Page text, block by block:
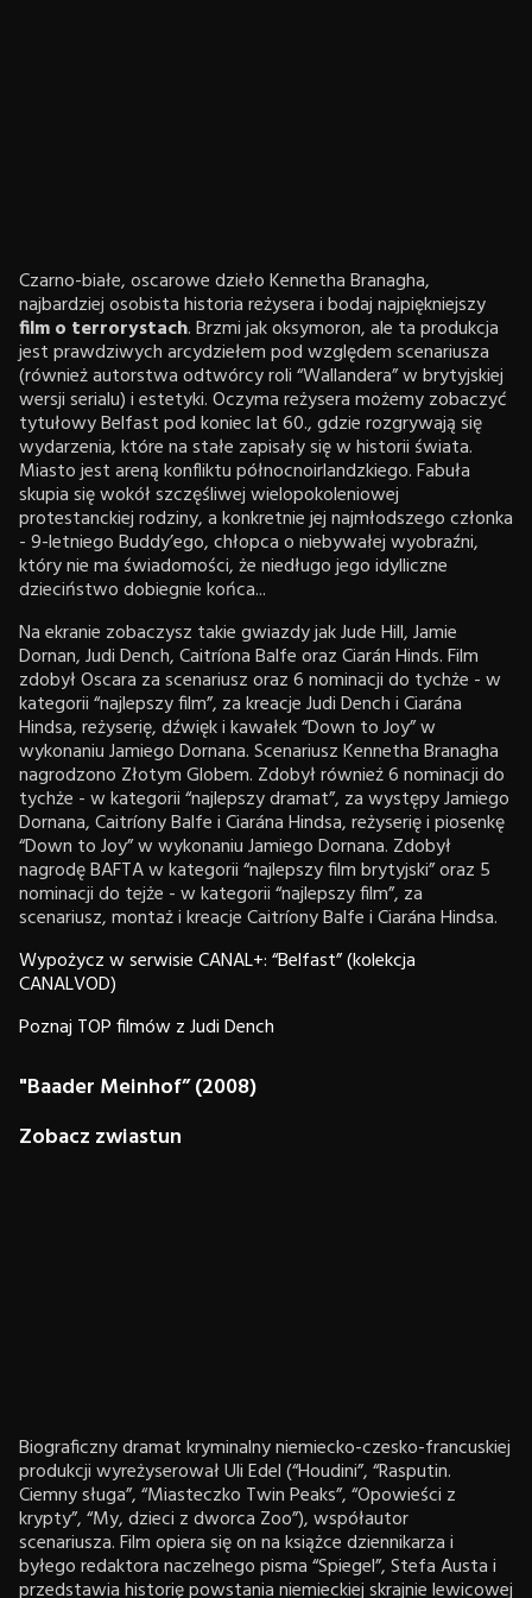
Czarno-białe, oscarowe dzieło Kennetha Branagha,
najbardziej osobista historia reżysera i bodaj najpiękniejszy
film o terrorystach. Brzmi jak oksymoron, ale ta produkcja
jest prawdziwych arcydziełem pod względem scenariusza
(również autorstwa odtwórcy roli “Wallandera” w brytyjskiej
wersji serialu) i estetyki. Oczyma reżysera możemy zobaczyć
tytułowy Belfast pod koniec lat 60., gdzie rozgrywają się
wydarzenia, które na stałe zapisały się w historii świata.
Miasto jest areną konfliktu północnoirlandzkiego. Fabuła
skupia się wokół szczęśliwej wielopokoleniowej
protestanckiej rodziny, a konkretnie jej najmłodszego członka
- 9-letniego Buddy’ego, chłopca o niebywałej wyobraźni,
który nie ma świadomości, że niedługo jego idylliczne
dzieciństwo dobiegnie końca...
Na ekranie zobaczysz takie gwiazdy jak Jude Hill, Jamie
Dornan, Judi Dench, Caitríona Balfe oraz Ciarán Hinds. Film
zdobył Oscara za scenariusz oraz 6 nominacji do tychże - w
kategorii “najlepszy film”, za kreacje Judi Dench i Ciarána
Hindsa, reżyserię, dźwięk i kawałek “Down to Joy” w
wykonaniu Jamiego Dornana. Scenariusz Kennetha Branagha
nagrodzono Złotym Globem. Zdobył również 6 nominacji do
tychże - w kategorii “najlepszy dramat”, za występy Jamiego
Dornana, Caitríony Balfe i Ciarána Hindsa, reżyserię i piosenkę
“Down to Joy” w wykonaniu Jamiego Dornana. Zdobył
nagrodę BAFTA w kategorii “najlepszy film brytyjski” oraz 5
nominacji do tejże - w kategorii “najlepszy film”, za
scenariusz, montaż i kreacje Caitríony Balfe i Ciarána Hindsa.
Wypożycz w serwisie CANAL+: “Belfast” (kolekcja
CANALVOD)
Poznaj TOP filmów z Judi Dench
"Baader Meinhof” (2008)
Zobacz zwiastun
Biograficzny dramat kryminalny niemiecko-czesko-francuskiej
produkcji wyreżyserował Uli Edel (“Houdini”, “Rasputin.
Ciemny sługa”, “Miasteczko Twin Peaks”, “Opowieści z
krypty”, “My, dzieci z dworca Zoo”), współautor
scenariusza. Film opiera się on na książce dziennikarza i
byłego redaktora naczelnego pisma “Spiegel”, Stefa Austa i
przedstawia historię powstania niemieckiej skrajnie lewicowej